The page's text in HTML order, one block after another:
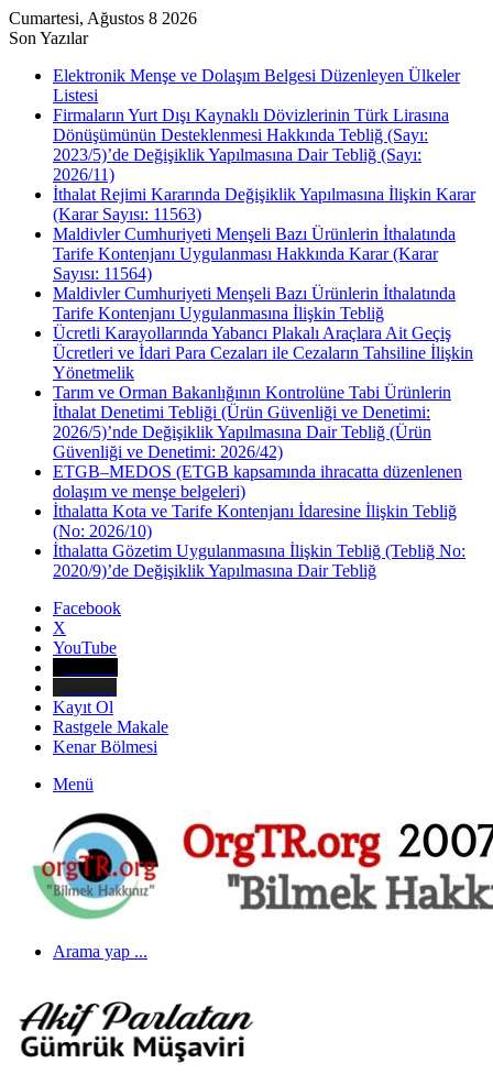
Cumartesi, Ağustos 8 2026
Son Yazılar
Elektronik Menşe ve Dolaşım Belgesi Düzenleyen Ülkeler
Listesi
Firmaların Yurt Dışı Kaynaklı Dövizlerinin Türk Lirasına
Dönüşümünün Desteklenmesi Hakkında Tebliğ (Sayı:
2023/5)’de Değişiklik Yapılmasına Dair Tebliğ (Sayı:
2026/11)
İthalat Rejimi Kararında Değişiklik Yapılmasına İlişkin Karar
(Karar Sayısı: 11563)
Maldivler Cumhuriyeti Menşeli Bazı Ürünlerin İthalatında
Tarife Kontenjanı Uygulanması Hakkında Karar (Karar
Sayısı: 11564)
Maldivler Cumhuriyeti Menşeli Bazı Ürünlerin İthalatında
Tarife Kontenjanı Uygulanmasına İlişkin Tebliğ
Ücretli Karayollarında Yabancı Plakalı Araçlara Ait Geçiş
Ücretleri ve İdari Para Cezaları ile Cezaların Tahsiline İlişkin
Yönetmelik
Tarım ve Orman Bakanlığının Kontrolüne Tabi Ürünlerin
İthalat Denetimi Tebliği (Ürün Güvenliği ve Denetimi:
2026/5)’nde Değişiklik Yapılmasına Dair Tebliğ (Ürün
Güvenliği ve Denetimi: 2026/42)
ETGB–MEDOS (ETGB kapsamında ihracatta düzenlenen
dolaşım ve menşe belgeleri)
İthalatta Kota ve Tarife Kontenjanı İdaresine İlişkin Tebliğ
(No: 2026/10)
İthalatta Gözetim Uygulanmasına İlişkin Tebliğ (Tebliğ No:
2020/9)’de Değişiklik Yapılmasına Dair Tebliğ
Facebook
X
YouTube
Kayıt Ol
Rastgele Makale
Kenar Bölmesi
Menü
Arama yap ...